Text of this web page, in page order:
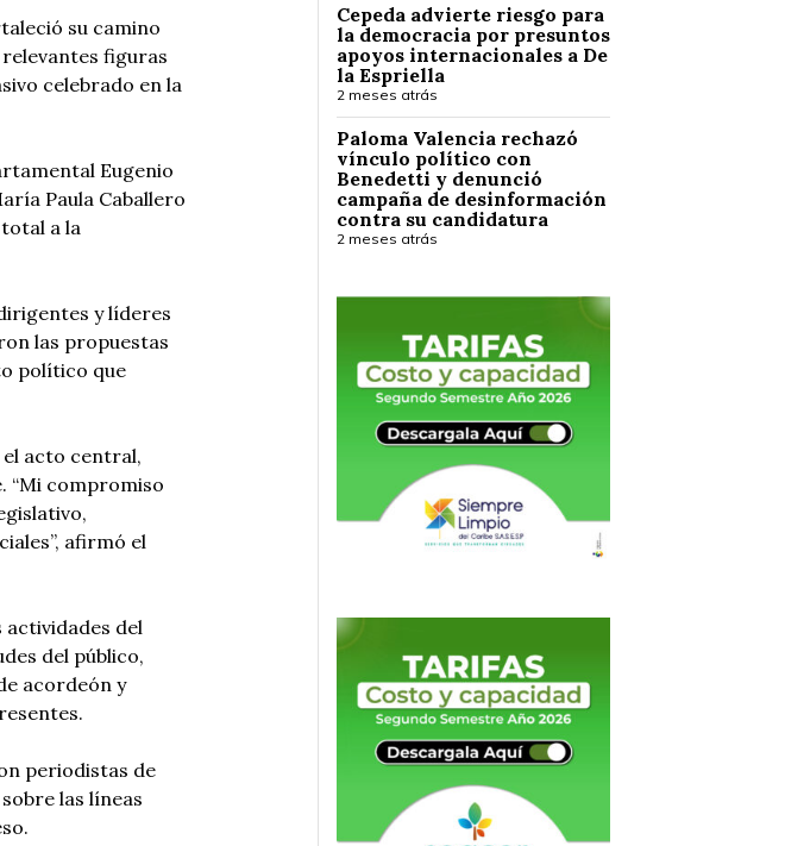
su camino
figuras
celebrado en la
Eugenio
Paula Caballero
a la
y líderes
las propuestas
político que
acto central,
“Mi compromiso
afirmó el
del
del público,
acordeón y
periodistas de
las líneas
Cepeda advierte riesgo para
la democracia por presuntos
apoyos internacionales a De
la Espriella
2 meses atrás
Paloma Valencia rechazó
vínculo político con
Benedetti y denunció
campaña de desinformación
contra su candidatura
2 meses atrás